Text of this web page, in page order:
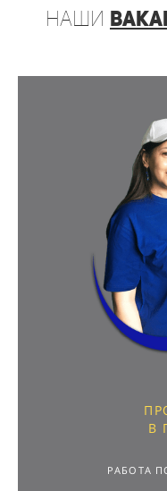
наши
В
РАБОТА